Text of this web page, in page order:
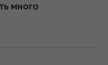
военными
много